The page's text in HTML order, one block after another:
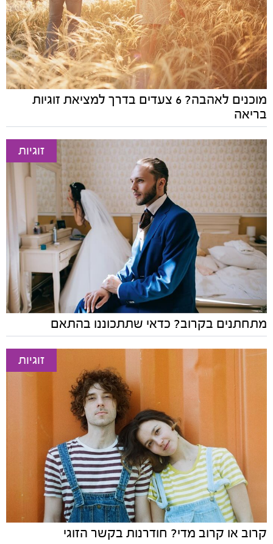
מוכנים לאהבה? 6 צעדים בדרך למציאת זוגיות
בריאה
זוגיות
מתחתנים בקרוב? כדאי שתתכוננו בהתאם
זוגיות
קרוב או קרוב מדי? חודרנות בקשר הזוגי